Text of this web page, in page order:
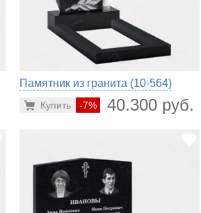
Памятник из гранита (10-564)
-7% 40.300 руб.
Купить